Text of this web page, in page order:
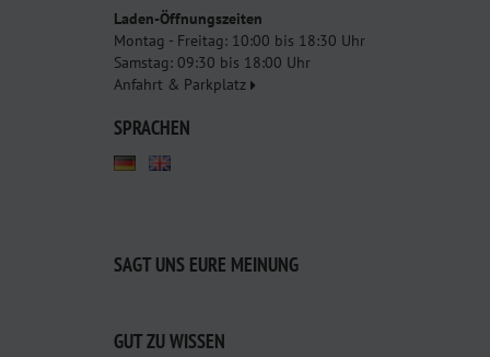
Laden-Öffnungszeiten
Montag - Freitag: 10:00 bis 18:30 Uhr
Samstag: 09:30 bis 18:00 Uhr
Anfahrt & Parkplatz
SPRACHEN
SAGT UNS EURE MEINUNG
GUT ZU WISSEN